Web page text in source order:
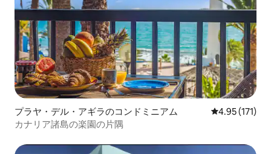
プラヤ・デル・アギラのコンドミニアム レビュー171
4.95 (171)
カナリア諸島の楽園の片隅